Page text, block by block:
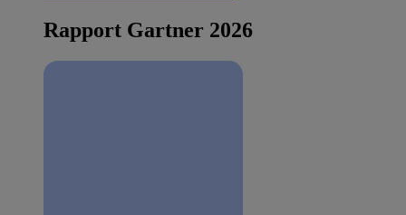
Rapport Gartner 2026